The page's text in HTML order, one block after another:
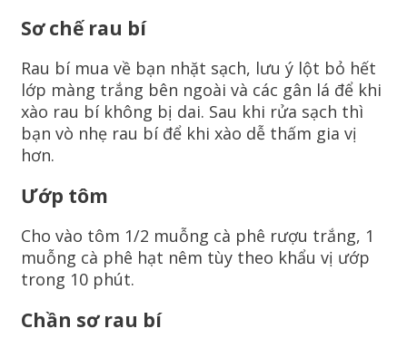
Sơ chế rau bí
Rau bí mua về bạn nhặt sạch, lưu ý lột bỏ hết
lớp màng trắng bên ngoài và các gân lá để khi
xào rau bí không bị dai. Sau khi rửa sạch thì
bạn vò nhẹ rau bí để khi xào dễ thấm gia vị
hơn.
Ướp tôm
Cho vào tôm 1/2 muỗng cà phê rượu trắng, 1
muỗng cà phê hạt nêm tùy theo khẩu vị ướp
trong 10 phút.
Chần sơ rau bí